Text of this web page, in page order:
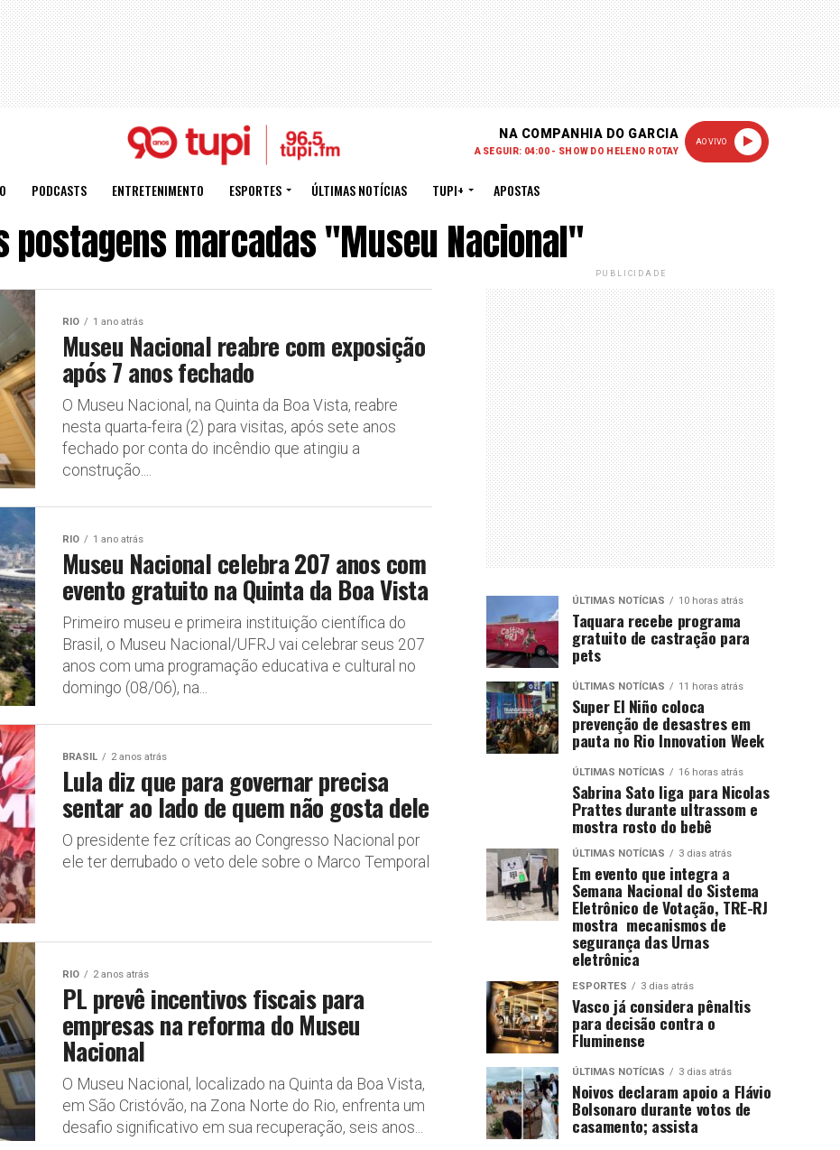
NA COMPANHIA DO GARCIA
A SEGUIR: 04:00 - SHOW DO HELENO ROTAY
AO VIVO
PODCASTS ENTRETENIMENTO ESPORTES ÚLTIMAS NOTÍCIAS TUPI+ APOSTAS
postagens marcadas "Museu Nacional"
RIO 1 ano atrás
Museu Nacional reabre com exposição
após 7 anos fechado
O Museu Nacional, na Quinta da Boa Vista, reabre
nesta quarta-feira (2) para visitas, após sete anos
fechado por conta do incêndio que atingiu a
construção....
RIO 1 ano atrás
Museu Nacional celebra 207 anos com
evento gratuito na Quinta da Boa Vista
Primeiro museu e primeira instituição científica do
Brasil, o Museu Nacional/UFRJ vai celebrar seus 207
anos com uma programação educativa e cultural no
domingo (08/06), na...
BRASIL 2 anos atrás
Lula diz que para governar precisa
sentar ao lado de quem não gosta dele
O presidente fez críticas ao Congresso Nacional por
ele ter derrubado o veto dele sobre o Marco Temporal
RIO 2 anos atrás
PL prevê incentivos fiscais para
empresas na reforma do Museu
Nacional
O Museu Nacional, localizado na Quinta da Boa Vista,
em São Cristóvão, na Zona Norte do Rio, enfrenta um
desafio significativo em sua recuperação, seis anos...
PUBLICIDADE
ÚLTIMAS NOTÍCIAS 10 horas atrás
Taquara recebe programa
gratuito de castração para
pets
ÚLTIMAS NOTÍCIAS 11 horas atrás
Super El Niño coloca
prevenção de desastres em
pauta no Rio Innovation Week
ÚLTIMAS NOTÍCIAS 16 horas atrás
Sabrina Sato liga para Nicolas
Prattes durante ultrassom e
mostra rosto do bebê
ÚLTIMAS NOTÍCIAS 3 dias atrás
Em evento que integra a
Semana Nacional do Sistema
Eletrônico de Votação, TRE-RJ
mostra mecanismos de
segurança das Urnas
eletrônica
ESPORTES 3 dias atrás
Vasco já considera pênaltis
para decisão contra o
Fluminense
ÚLTIMAS NOTÍCIAS 3 dias atrás
Noivos declaram apoio a Flávio
Bolsonaro durante votos de
casamento; assista